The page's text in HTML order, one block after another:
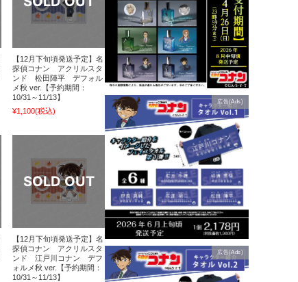
広告(Ads)
広告(Ads)
【12月下旬頃発送予定】名
探偵コナン アクリルスタ
ンド 松田陣平 デフォル
メ秋 ver.【予約期間：
10/31～11/13】
¥1,100(税込)
【12月下旬頃発送予定】名
探偵コナン アクリルスタ
ンド 江戸川コナン デフ
ォルメ秋 ver.【予約期間：
10/31～11/13】